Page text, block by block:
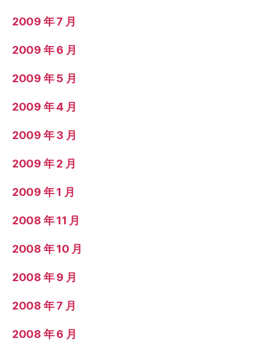
2009 年 7 月
2009 年 6 月
2009 年 5 月
2009 年 4 月
2009 年 3 月
2009 年 2 月
2009 年 1 月
2008 年 11 月
2008 年 10 月
2008 年 9 月
2008 年 7 月
2008 年 6 月